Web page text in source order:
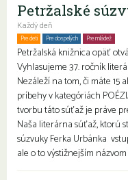
Petržalské
Každý deň
Pre deti Pre dospelých Pre mládež
Petržalská knižnica opäť
Vyhlasujeme 37. ročník
Nezáleží na tom, či máte 15
príbehy v kategóriách
tvorbu táto súťaž je práve
Naša literárna súťaž, ktorú
súzvuky Ferka Urbánka
ale o to výstižnejším názvom